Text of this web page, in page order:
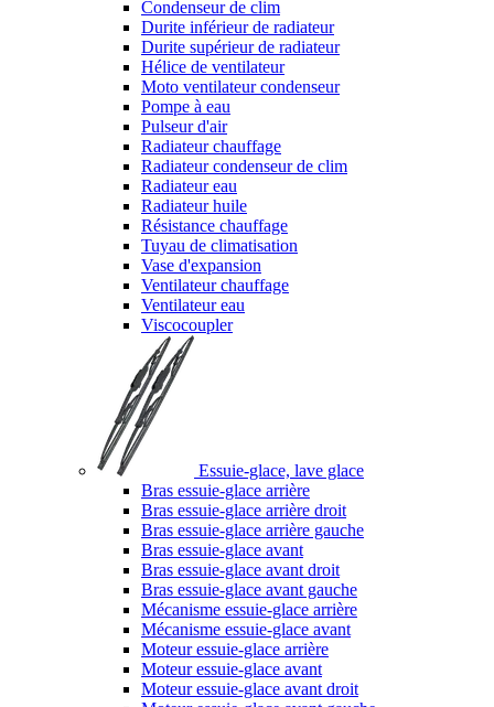
Condenseur de clim
Durite inférieur de radiateur
Durite supérieur de radiateur
Hélice de ventilateur
Moto ventilateur condenseur
Pompe à eau
Pulseur d'air
Radiateur chauffage
Radiateur condenseur de clim
Radiateur eau
Radiateur huile
Résistance chauffage
Tuyau de climatisation
Vase d'expansion
Ventilateur chauffage
Ventilateur eau
Viscocoupler
Essuie-glace, lave glace
Bras essuie-glace arrière
Bras essuie-glace arrière droit
Bras essuie-glace arrière gauche
Bras essuie-glace avant
Bras essuie-glace avant droit
Bras essuie-glace avant gauche
Mécanisme essuie-glace arrière
Mécanisme essuie-glace avant
Moteur essuie-glace arrière
Moteur essuie-glace avant
Moteur essuie-glace avant droit